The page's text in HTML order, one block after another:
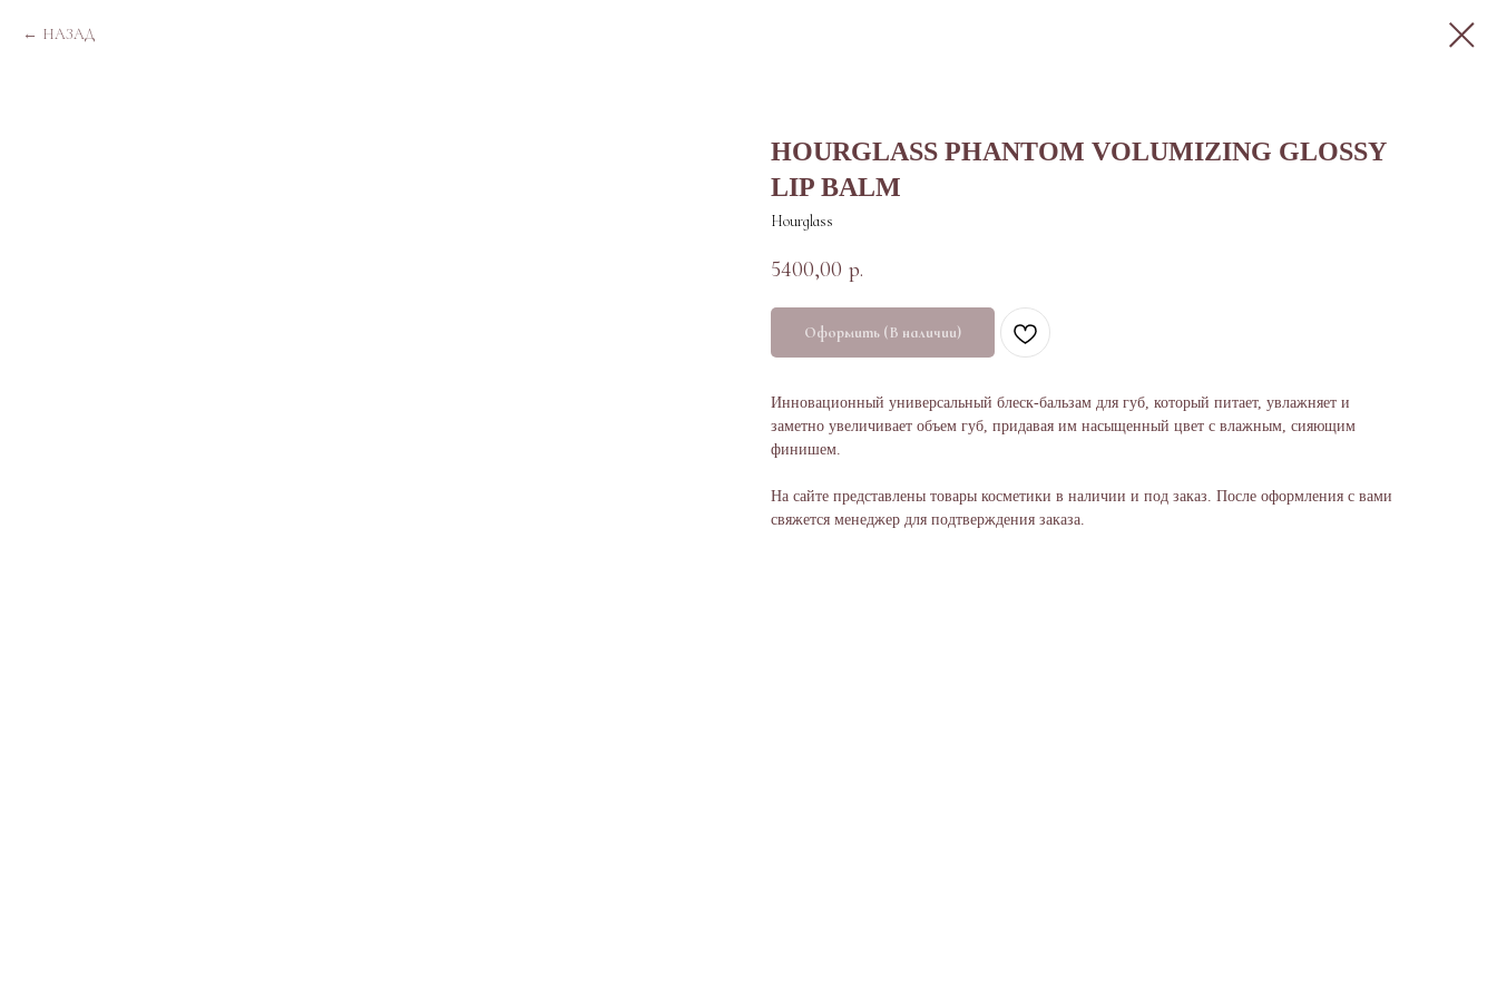
НАЗАД
HOURGLASS PHANTOM VOLUMIZING GLOSSY
LIP BALM
Hourglass
5400,00 р.
Оформить (В наличии)
Инновационный универсальный блеск-бальзам для губ, который питает, увлажняет и
заметно увеличивает объем губ, придавая им насыщенный цвет с влажным, сияющим
финишем.
На сайте представлены товары косметики в наличии и под заказ. После оформления с вами
свяжется менеджер для подтверждения заказа.